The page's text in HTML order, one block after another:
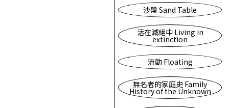
沙盤 Sand Table
活在滅絕中 Living in
extinction
流動 Floating
無名者的家庭史 Family
History of the Unknown